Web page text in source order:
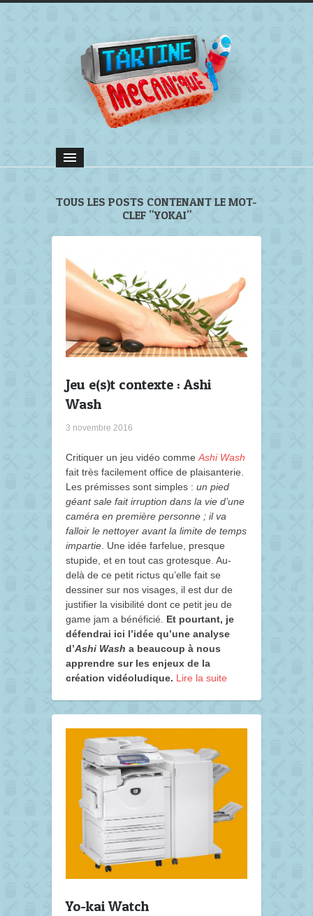
TOUS LES POSTS CONTENANT LE MOT-
CLEF "YOKAI"
Jeu e(s)t contexte : Ashi
Wash
3 novembre 2016
Critiquer un jeu vidéo commeAshi Wash
fait très facilement office de plaisanterie.
Les prémisses sont simples : un pied
géant sale fait irruption dans la vie d’une
caméra en première personne ; il va
falloir le nettoyer avant la limite de temps
impartie. Une idée farfelue, presque
stupide, et en tout cas grotesque. Au-
delà de ce petit rictus qu’elle fait se
dessiner sur nos visages, il est dur de
justifier la visibilité dont ce petit jeu de
game jam a bénéficié. Et pourtant, je
défendrai ici l’idée qu’une analyse
d’Ashi Wash a beaucoup à nous
apprendre sur les enjeux de la
création vidéoludique. Lire la suite
Yo-kai Watch